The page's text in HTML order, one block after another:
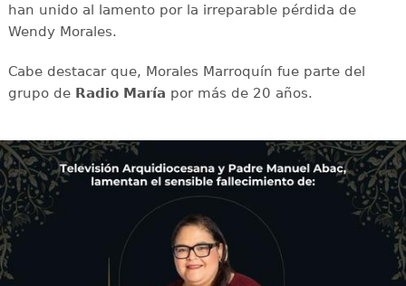
han unido al lamento por la irreparable pérdida de
Wendy Morales.
Cabe destacar que, Morales Marroquín fue parte del
grupo de Radio María por más de 20 años.